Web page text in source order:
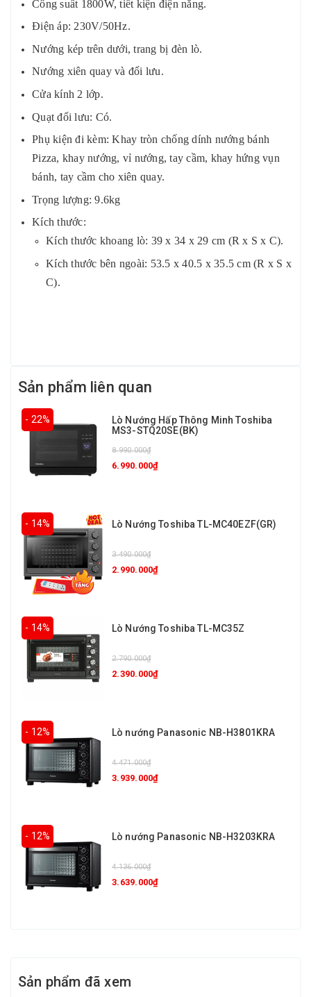
Công suất 1800W, tiết kiện điện năng.
Điện áp: 230V/50Hz.
Nướng kép trên dưới, trang bị đèn lò.
Nướng xiên quay và đối lưu.
Cửa kính 2 lớp.
Quạt đối lưu: Có.
Phụ kiện đi kèm:Khay tròn chống dính nướng bánh
Pizza, khay nướng, vỉ nướng, tay cầm, khay hứng vụn
bánh, tay cầm cho xiên quay.
Trọng lượng: 9.6kg
Kích thước:
Kích thước khoang lò: 39 x 34 x 29 cm (R x S x C).
Kích thước bên ngoài: 53.5 x 40.5 x 35.5 cm (R x S x
C).
Sản phẩm liên quan
- 22%
Lò Nướng Hấp Thông Minh Toshiba
MS3-STQ20SE(BK)
8.990.000₫
6.990.000₫
- 14% Lò Nướng Toshiba TL-MC40EZF(GR)
3.490.000₫
2.990.000₫
- 14% Lò Nướng Toshiba TL-MC35Z
2.790.000₫
2.390.000₫
- 12% Lò nướng Panasonic NB-H3801KRA
4.471.000₫
3.939.000₫
- 12% Lò nướng Panasonic NB-H3203KRA
4.136.000₫
3.639.000₫
Sản phẩm đã xem